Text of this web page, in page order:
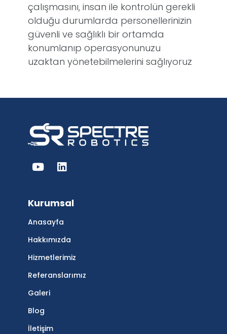
çalışmasını, insan ile kontrolün gerekli
olduğu durumlarda personellerinizin
güvenli ve sağlıklı bir ortamda
konumlanıp operasyonunuzu
uzaktan yönetebilmelerini sağlıyoruz
Kurumsal
Anasayfa
Hakkımızda
Hizmetlerimiz
Referanslarımız
Galeri
Blog
İletişim